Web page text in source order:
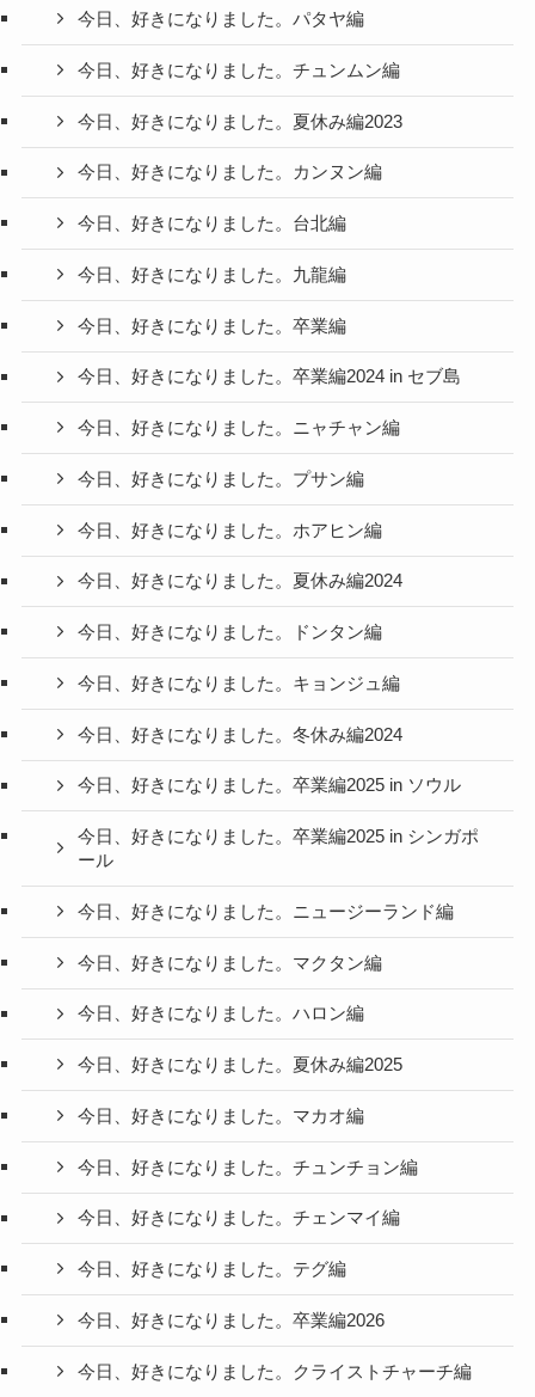
今日、好きになりました。パタヤ編
今日、好きになりました。チュンムン編
今日、好きになりました。夏休み編2023
今日、好きになりました。カンヌン編
今日、好きになりました。台北編
今日、好きになりました。九龍編
今日、好きになりました。卒業編
今日、好きになりました。卒業編2024 in セブ島
今日、好きになりました。ニャチャン編
今日、好きになりました。プサン編
今日、好きになりました。ホアヒン編
今日、好きになりました。夏休み編2024
今日、好きになりました。ドンタン編
今日、好きになりました。キョンジュ編
今日、好きになりました。冬休み編2024
今日、好きになりました。卒業編2025 in ソウル
今日、好きになりました。卒業編2025 in シンガポ
ール
今日、好きになりました。ニュージーランド編
今日、好きになりました。マクタン編
今日、好きになりました。ハロン編
今日、好きになりました。夏休み編2025
今日、好きになりました。マカオ編
今日、好きになりました。チュンチョン編
今日、好きになりました。チェンマイ編
今日、好きになりました。テグ編
今日、好きになりました。卒業編2026
今日、好きになりました。クライストチャーチ編